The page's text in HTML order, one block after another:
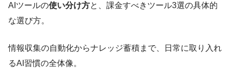
AIツールの使い分け方と、課金すべきツール3選の具体的
な選び方。
情報収集の自動化からナレッジ蓄積まで、日常に取り入れ
るAI習慣の全体像。